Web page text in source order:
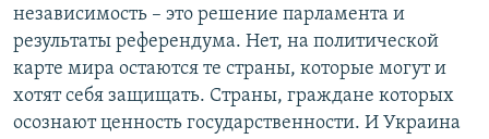
независимость – это решение парламента и
результаты референдума. Нет, на политической
карте мира остаются те страны, которые могут и
хотят себя защищать. Страны, граждане которых
осознают ценность государственности. И Украина